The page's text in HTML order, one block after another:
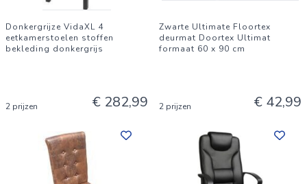
Donkergrijze VidaXL 4
eetkamerstoelen stoffen
bekleding donkergrijs
2 prijzen € 282,99
Zwarte Ultimate Floortex
deurmat Doortex Ultimat
formaat 60 x 90 cm
2 prijzen € 42,99